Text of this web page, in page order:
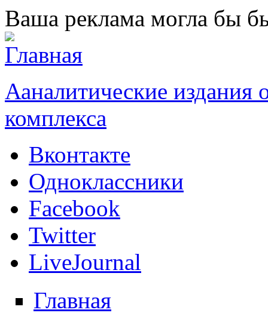
Перейти к основному содержанию
Ваша реклама могла бы
Ааналитические
комплекса
Вконтакте
Одноклассники
Facebook
Twitter
LiveJournal
Главная